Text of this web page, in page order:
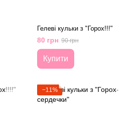
Гелеві кульки з "Горох!!!"
80 грн 90 грн
Купити
−11%